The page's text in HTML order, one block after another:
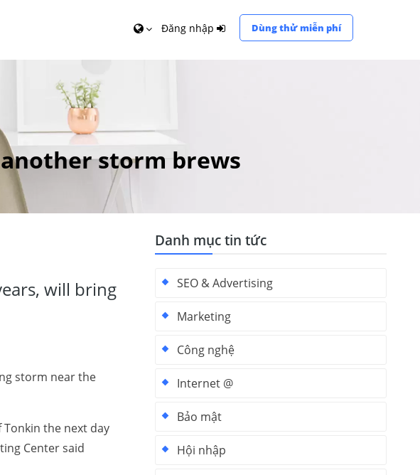
Đăng nhập Dùng thử miễn phí
storm brews
will bring
storm near the
Tonkin the next day
Center said
Danh mục tin tức
SEO & Advertising
Marketing
Công nghệ
Internet @
Bảo mật
Hội nhập